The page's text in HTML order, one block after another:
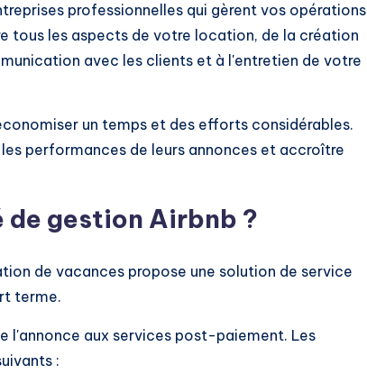
professionnelles qui gèrent vos opérations
tous les aspects de votre location, de la création
avec les clients et à l'entretien de votre
un temps et des efforts considérables.
performances de leurs annonces et accroître
de gestion Airbnb ?
de vacances propose une solution de service
terme.
l'annonce aux services post-paiement. Les
: